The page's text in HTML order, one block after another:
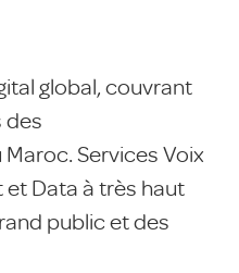
global, couvrant
des
Services Voix
Data à très haut
public et des